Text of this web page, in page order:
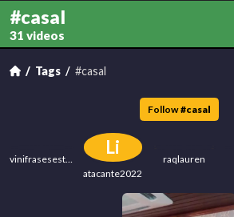
#casal
31 videos
Tags #casal
Follow #casal
vinifrasesestatus
Li
atacante2022
raqlauren